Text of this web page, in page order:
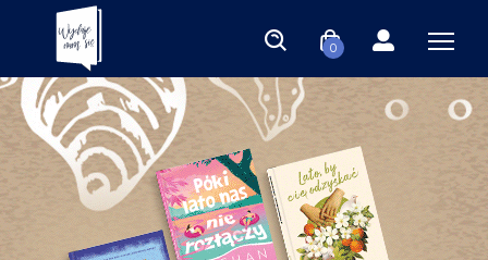
0
Księgarnia Wydaje nam się